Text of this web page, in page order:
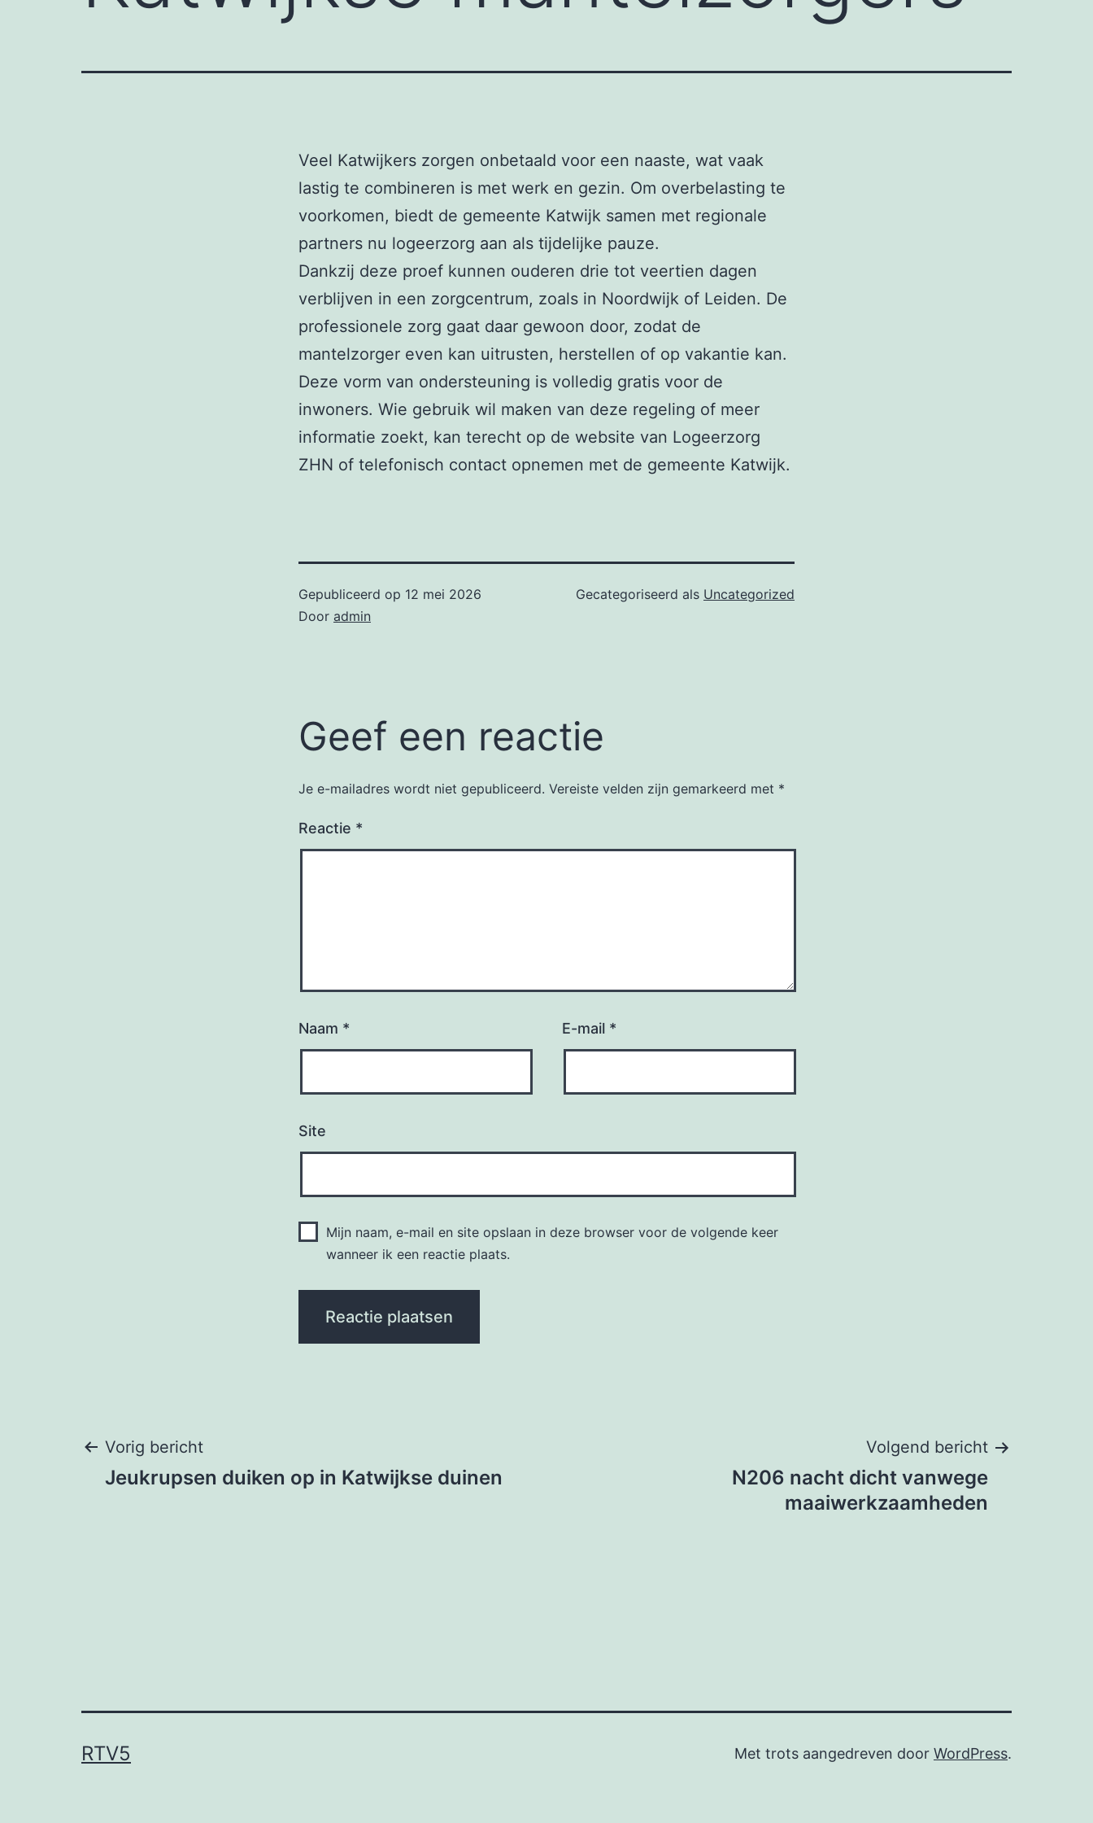
Veel Katwijkers zorgen onbetaald voor een naaste, wat vaak
lastig te combineren is met werk en gezin. Om overbelasting te
voorkomen, biedt de gemeente Katwijk samen met regionale
partners nu logeerzorg aan als tijdelijke pauze.
Dankzij deze proef kunnen ouderen drie tot veertien dagen
verblijven in een zorgcentrum, zoals in Noordwijk of Leiden. De
professionele zorg gaat daar gewoon door, zodat de
mantelzorger even kan uitrusten, herstellen of op vakantie kan.
Deze vorm van ondersteuning is volledig gratis voor de
inwoners. Wie gebruik wil maken van deze regeling of meer
informatie zoekt, kan terecht op de website van Logeerzorg
ZHN of telefonisch contact opnemen met de gemeente Katwijk.
Gepubliceerd op 12 mei 2026
Door admin
Gecategoriseerd als Uncategorized
Geef een reactie
Je e-mailadres wordt niet gepubliceerd. Vereiste velden zijn gemarkeerd met *
Reactie *
Naam * E-mail *
Site
Mijn naam, e-mail en site opslaan in deze browser voor de volgende keer
wanneer ik een reactie plaats.
Bericht
Vorig bericht
Jeukrupsen duiken op in Katwijkse duinen
Volgend bericht
N206 nacht dicht vanwege
maaiwerkzaamheden
RTV5 Met trots aangedreven door WordPress.